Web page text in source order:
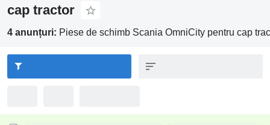
cap tractor
4 anunțuri: Piese de schimb Scania OmniCity pentru cap